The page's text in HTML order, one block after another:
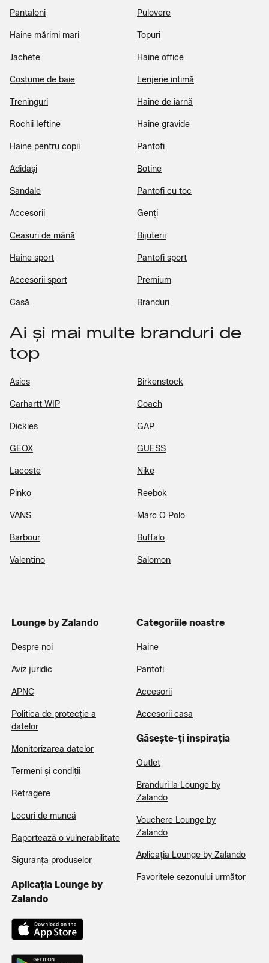
Pantaloni Pulovere
Haine mărimi mari Topuri
Jachete Haine office
Costume de baie Lenjerie intimă
Treninguri Haine de iarnă
Rochii Ieftine Haine gravide
Haine pentru copii Pantofi
Adidași Botine
Sandale Pantofi cu toc
Accesorii Genți
Ceasuri de mână Bijuterii
Haine sport Pantofi sport
Accesorii sport Premium
Casă Branduri
Ai și mai multe branduri de
top
Asics Birkenstock
Carhartt WIP Coach
Dickies GAP
GEOX GUESS
Lacoste Nike
Pinko Reebok
VANS Marc O Polo
Barbour Buffalo
Valentino Salomon
Lounge by Zalando
Despre noi
Aviz juridic
APNC
Politica de protecție a
datelor
Monitorizarea datelor
Termeni și condiții
Retragere
Locuri de muncă
Raportează o vulnerabilitate
Siguranța produselor
Aplicația Lounge by
Zalando
Categoriile noastre
Haine
Pantofi
Accesorii
Accesorii casa
Găsește-ți inspirația
Outlet
Branduri la Lounge by
Zalando
Vouchere Lounge by
Zalando
Aplicația Lounge by Zalando
Favoritele sezonului următor